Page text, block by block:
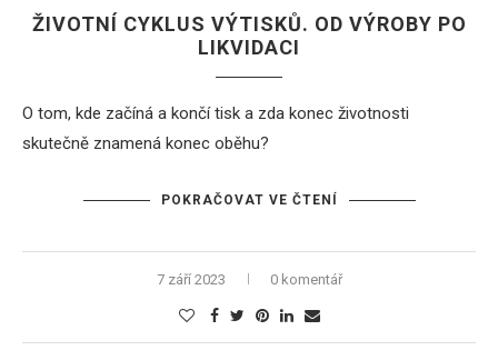
ŽIVOTNÍ CYKLUS VÝTISKŮ. OD VÝROBY PO
LIKVIDACI
O tom, kde začíná a končí tisk a zda konec životnosti
skutečně znamená konec oběhu?
POKRAČOVAT VE ČTENÍ
7 září 2023 0 komentář